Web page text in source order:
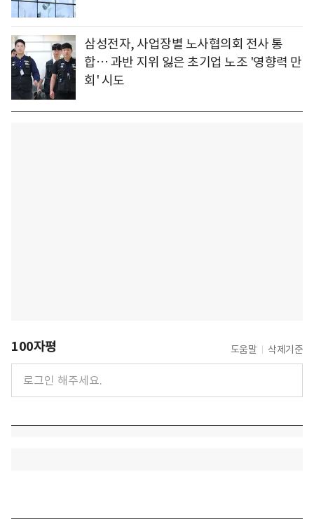
삼성전자, 사업장별 노사협의회 전사 통
합… 과반 지위 잃은 초기업 노조 '영향력 만
회' 시도
100자평 도움말 삭제기준